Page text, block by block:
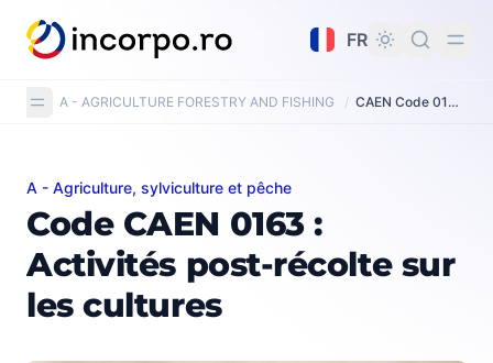
principal
FR
A - AGRICULTURE FORESTRY AND FISHING / CAEN Code 0163: Post-harvest crop activities
Code CAEN 0163 : Activités post-récolte sur les
A - Agriculture, sylviculture et pêche
Code CAEN 0163 :
Activités post-récolte sur
les cultures